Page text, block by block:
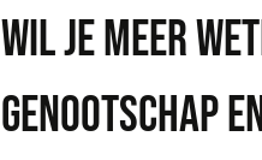
WIL JE MEER
GENOOTSCHAP